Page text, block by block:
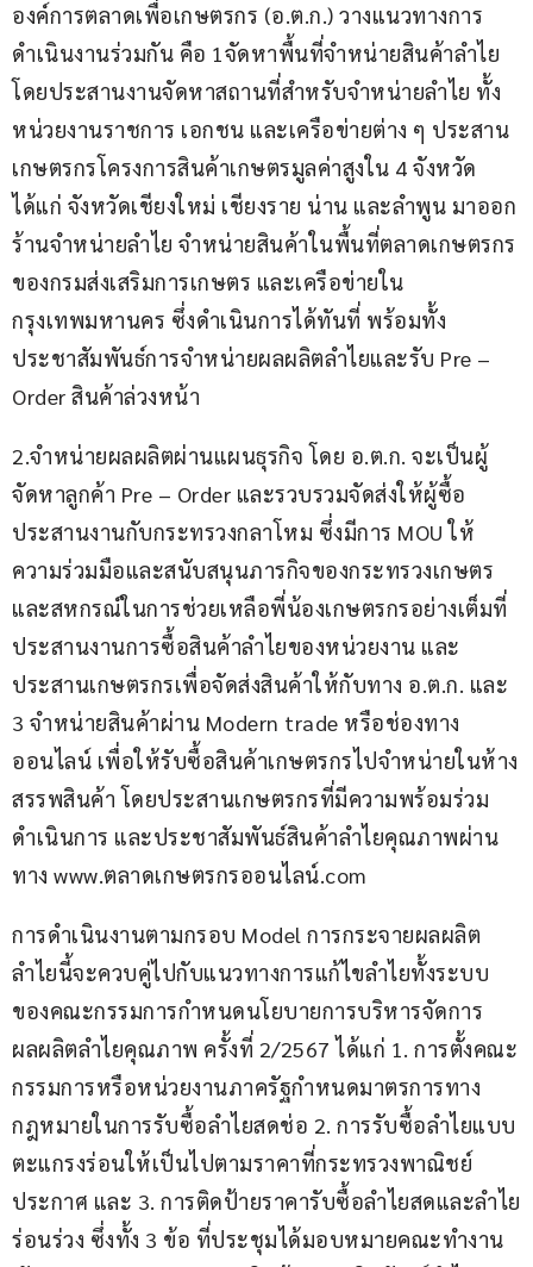
องค์การตลาดเพื่อเกษตรกร (อ.ต.ก.) วางแนวทางการ
ดำเนินงานร่วมกัน คือ 1จัดหาพื้นที่จำหน่ายสินค้าลำไย
โดยประสานงานจัดหาสถานที่สำหรับจำหน่ายลำไย ทั้ง
หน่วยงานราชการ เอกชน และเครือข่ายต่าง ๆ ประสาน
เกษตรกรโครงการสินค้าเกษตรมูลค่าสูงใน 4 จังหวัด
ได้แก่ จังหวัดเชียงใหม่ เชียงราย น่าน และลำพูน มาออก
ร้านจำหน่ายลำไย จำหน่ายสินค้าในพื้นที่ตลาดเกษตรกร
ของกรมส่งเสริมการเกษตร และเครือข่ายใน
กรุงเทพมหานคร ซึ่งดำเนินการได้ทันที่ พร้อมทั้ง
ประชาสัมพันธ์การจำหน่ายผลผลิตลำไยและรับ Pre –
Order สินค้าล่วงหน้า
2.จำหน่ายผลผลิตผ่านแผนธุรกิจ โดย อ.ต.ก. จะเป็นผู้
จัดหาลูกค้า Pre – Order และรวบรวมจัดส่งให้ผู้ซื้อ
ประสานงานกับกระทรวงกลาโหม ซึ่งมีการ MOU ให้
ความร่วมมือและสนับสนุนภารกิจของกระทรวงเกษตร
และสหกรณ์ในการช่วยเหลือพี่น้องเกษตรกรอย่างเต็มที่
ประสานงานการซื้อสินค้าลำไยของหน่วยงาน และ
ประสานเกษตรกรเพื่อจัดส่งสินค้าให้กับทาง อ.ต.ก. และ
3 จำหน่ายสินค้าผ่าน Modern trade หรือช่องทาง
ออนไลน์ เพื่อให้รับซื้อสินค้าเกษตรกรไปจำหน่ายในห้าง
สรรพสินค้า โดยประสานเกษตรกรที่มีความพร้อมร่วม
ดำเนินการ และประชาสัมพันธ์สินค้าลำไยคุณภาพผ่าน
ทาง www.ตลาดเกษตรกรออนไลน์.com
การดำเนินงานตามกรอบ Model การกระจายผลผลิต
ลำไยนี้จะควบคู่ไปกับแนวทางการแก้ไขลำไยทั้งระบบ
ของคณะกรรมการกำหนดนโยบายการบริหารจัดการ
ผลผลิตลำไยคุณภาพ ครั้งที่ 2/2567 ได้แก่ 1. การตั้งคณะ
กรรมการหรือหน่วยงานภาครัฐกำหนดมาตรการทาง
กฎหมายในการรับซื้อลำไยสดช่อ 2. การรับซื้อลำไยแบบ
ตะแกรงร่อนให้เป็นไปตามราคาที่กระทรวงพาณิชย์
ประกาศ และ 3. การติดป้ายราคารับซื้อลำไยสดและลำไย
ร่อนร่วง ซึ่งทั้ง 3 ข้อ ที่ประชุมได้มอบหมายคณะทำงาน